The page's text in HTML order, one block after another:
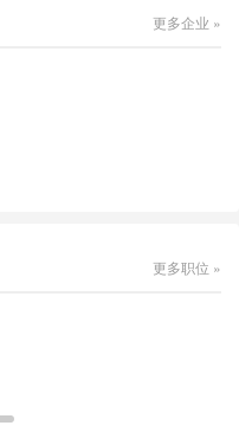
更多企业 »
更多职位 »